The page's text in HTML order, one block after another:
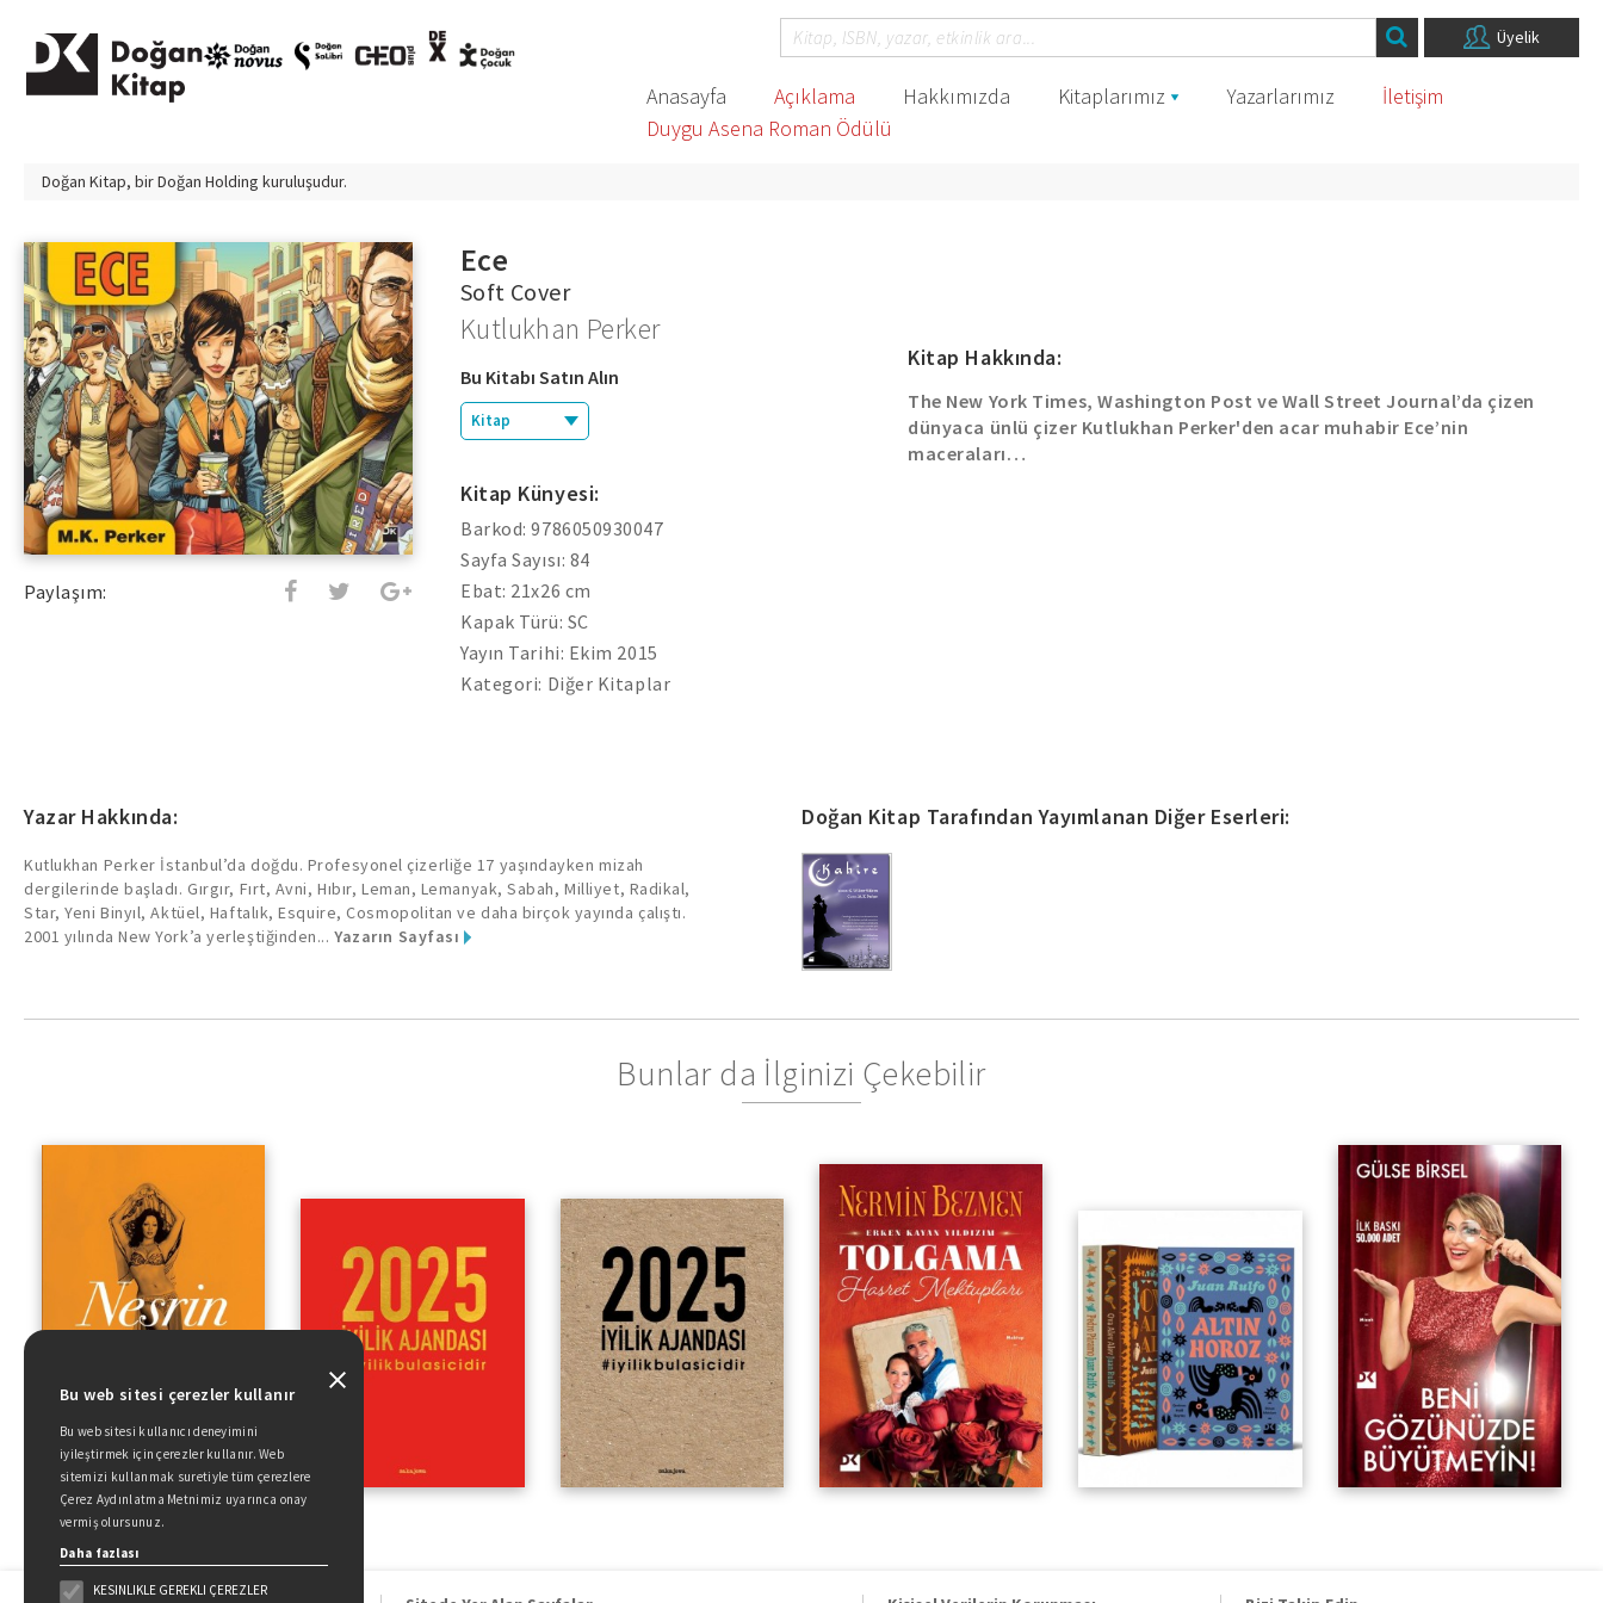
Üyelik
Anasayfa Açıklama Hakkımızda Kitaplarımız Yazarlarımız
İletişim
Duygu Asena Roman Ödülü
Doğan Kitap, birDoğan Holding kuruluşudur.
Paylaşım:
Ece
Soft Cover
Kutlukhan Perker
Bu Kitabı Satın Alın
Kitap
Kitap Künyesi:
Barkod: 9786050930047
Sayfa Sayısı: 84
Ebat: 21x26 cm
Kapak Türü: SC
Yayın Tarihi: Ekim 2015
Kategori: Diğer Kitaplar
Kitap Hakkında:
The New York Times, Washington Post ve Wall Street Journal’da çizen
dünyaca ünlü çizer Kutlukhan Perker'den acar muhabir Ece’nin
maceraları…
Yazar Hakkında:
Kutlukhan Perker İstanbul’da doğdu. Profesyonel çizerliğe 17 yaşındayken mizah
dergilerinde başladı. Gırgır, Fırt, Avni, Hıbır, Leman, Lemanyak, Sabah, Milliyet, Radikal,
Star, Yeni Binyıl, Aktüel, Haftalık, Esquire, Cosmopolitan ve daha birçok yayında çalıştı.
2001 yılında New York’a yerleştiğinden...Yazarın Sayfası
Doğan Kitap Tarafından Yayımlanan Diğer Eserleri:
Bunlar da İlginizi Çekebilir
Bu web sitesi çerezler kullanır
Bu web sitesi kullanıcı deneyimini
iyileştirmek için çerezler kullanır. Web
sitemizi kullanmak suretiyle tüm çerezlere
Çerez Aydınlatma Metnimiz uyarınca onay
vermiş olursunuz.
Daha fazlası
KESINLIKLE GEREKLI ÇEREZLER